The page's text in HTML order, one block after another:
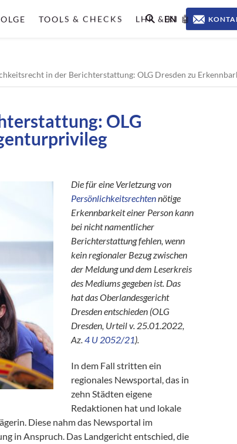
TOOLS & CHECKS LHR & KI 🤖
EN
in der Berichterstattung: OLG Dresden zu
OLG
Die für eine Verletzung von
Persönlichkeitsrechtennötige
Erkennbarkeit einer Person kann
bei nicht namentlicher
Berichterstattung fehlen, wenn
kein regionaler Bezug zwischen
der Meldung und dem Leserkreis
des Mediums gegeben ist. Das
hat das Oberlandesgericht
Dresden entschieden (OLG
Dresden, Urteil v. 25.01.2022,
Az.4 U 2052/21).
In dem Fall stritten ein
regionales Newsportal, das in
zehn Städten eigene
Redaktionen hat und lokale
Diese nahm das Newsportal im
in Anspruch. Das Landgericht entschied, die